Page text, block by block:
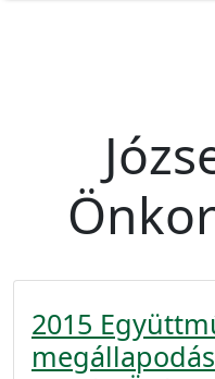
2015